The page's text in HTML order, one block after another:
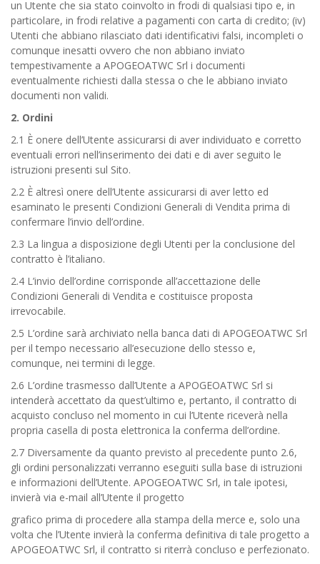
un Utente che sia stato coinvolto in frodi di qualsiasi tipo e, in
particolare, in frodi relative a pagamenti con carta di credito; (iv)
Utenti che abbiano rilasciato dati identificativi falsi, incompleti o
comunque inesatti ovvero che non abbiano inviato
tempestivamente a APOGEOATWC Srl i documenti
eventualmente richiesti dalla stessa o che le abbiano inviato
documenti non validi.
2. Ordini
2.1 È onere dell’Utente assicurarsi di aver individuato e corretto
eventuali errori nell’inserimento dei dati e di aver seguito le
istruzioni presenti sul Sito.
2.2 È altresì onere dell’Utente assicurarsi di aver letto ed
esaminato le presenti Condizioni Generali di Vendita prima di
confermare l’invio dell’ordine.
2.3 La lingua a disposizione degli Utenti per la conclusione del
contratto è l’italiano.
2.4 L’invio dell’ordine corrisponde all’accettazione delle
Condizioni Generali di Vendita e costituisce proposta
irrevocabile.
2.5 L’ordine sarà archiviato nella banca dati di APOGEOATWC Srl
per il tempo necessario all’esecuzione dello stesso e,
comunque, nei termini di legge.
2.6 L’ordine trasmesso dall’Utente a APOGEOATWC Srl si
intenderà accettato da quest’ultimo e, pertanto, il contratto di
acquisto concluso nel momento in cui l’Utente riceverà nella
propria casella di posta elettronica la conferma dell’ordine.
2.7 Diversamente da quanto previsto al precedente punto 2.6,
gli ordini personalizzati verranno eseguiti sulla base di istruzioni
e informazioni dell’Utente. APOGEOATWC Srl, in tale ipotesi,
invierà via e-mail all’Utente il progetto
grafico prima di procedere alla stampa della merce e, solo una
volta che l’Utente invierà la conferma definitiva di tale progetto a
APOGEOATWC Srl, il contratto si riterrà concluso e perfezionato.